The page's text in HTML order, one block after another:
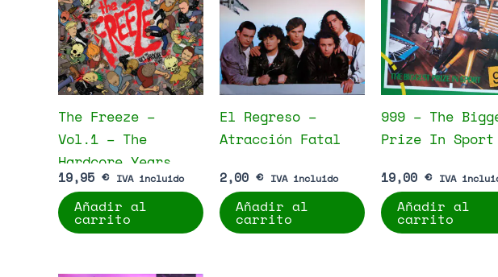
The Freeze –
Vol.1 – The
Hardcore Years
19,95 € IVA incluido
Añadir al
carrito
El Regreso –
Atracción Fatal
2,00 € IVA incluido
Añadir al
carrito
999 – The
Prize In Sport
19,00 € IVA
Añadir al
carrito